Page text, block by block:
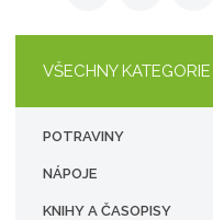
VŠECHNY KATEGORIE
POTRAVINY
NÁPOJE
KNIHY A ČASOPISY